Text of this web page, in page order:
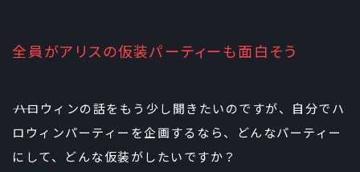
全員がアリスの仮装パーティーも面白そう
――ハロウィンの話をもう少し聞きたいのですが、自分でハ
ロウィンパーティーを企画するなら、どんなパーティー
にして、どんな仮装がしたいですか？